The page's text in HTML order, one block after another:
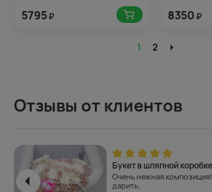
5795₽ 8350 ₽
1 2
Отзывы от клиентов
Букет в шляпной
Очень нежная
дарить.